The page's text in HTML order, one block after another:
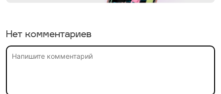
Нет комментариев